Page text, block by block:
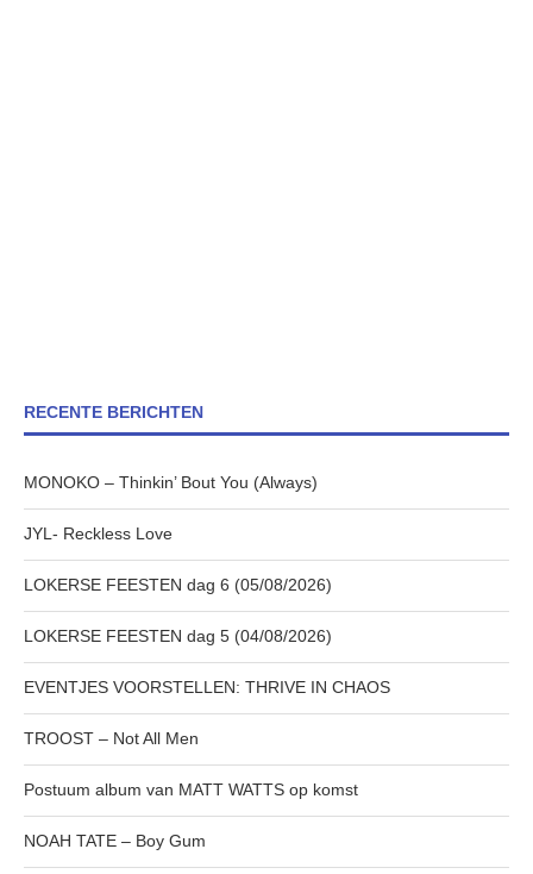
RECENTE BERICHTEN
MONOKO – Thinkin’ Bout You (Always)
JYL- Reckless Love
LOKERSE FEESTEN dag 6 (05/08/2026)
LOKERSE FEESTEN dag 5 (04/08/2026)
EVENTJES VOORSTELLEN: THRIVE IN CHAOS
TROOST – Not All Men
Postuum album van MATT WATTS op komst
NOAH TATE – Boy Gum